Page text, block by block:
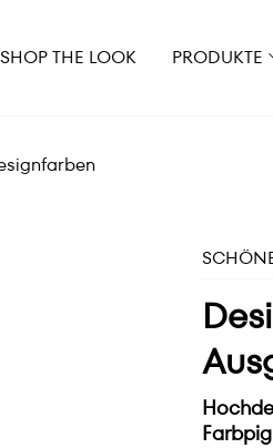
SHOP THE LOOK PRODUKTE